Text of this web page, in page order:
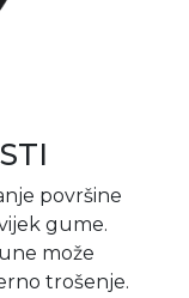
površine
gume.
može
trošenje.